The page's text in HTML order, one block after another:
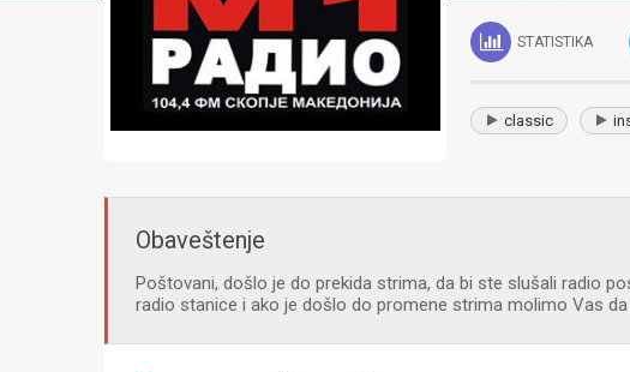
STATISTIKA
classic
Obaveštenje
Poštovani, došlo je do prekida strima, da bi ste slušali radio
radio stanice i ako je došlo do promene strima molimo Vas